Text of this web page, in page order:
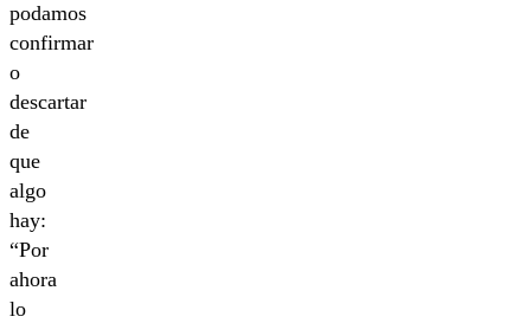
podamos
confirmar
o
descartar
de
que
algo
hay:
“Por
ahora
lo